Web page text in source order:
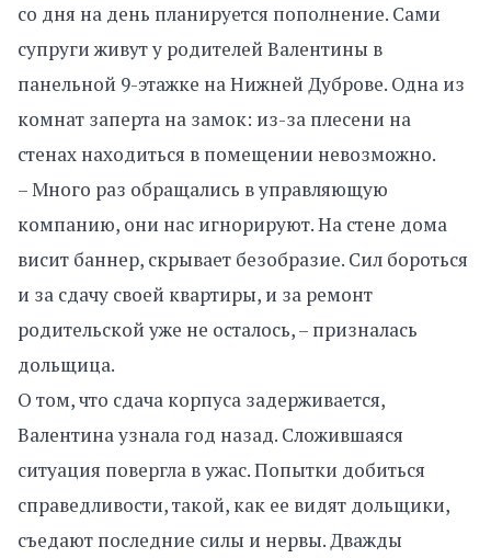
со дня на день планируется пополнение. Сами
супруги живут у родителей Валентины в
панельной 9-этажке на Нижней Дуброве. Одна из
комнат заперта на замок: из-за плесени на
стенах находиться в помещении невозможно.
– Много раз обращались в управляющую
компанию, они нас игнорируют. На стене дома
висит баннер, скрывает безобразие. Сил бороться
и за сдачу своей квартиры, и за ремонт
родительской уже не осталось, – призналась
дольщица.
О том, что сдача корпуса задерживается,
Валентина узнала год назад. Сложившаяся
ситуация повергла в ужас. Попытки добиться
справедливости, такой, как ее видят дольщики,
съедают последние силы и нервы. Дважды